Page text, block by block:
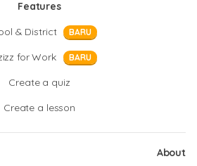
Features
& District
BARU
for Work BARU
Create a quiz
Create a lesson
About